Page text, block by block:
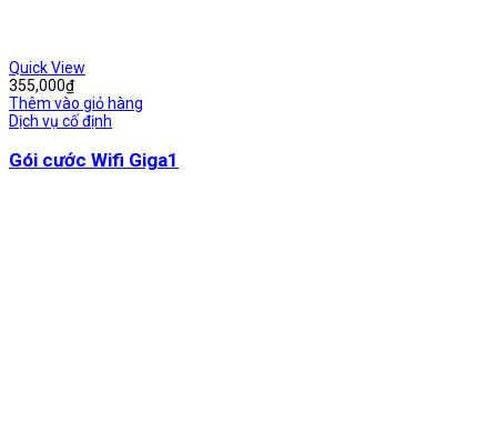
Quick View
355,000₫
Thêm vào giỏ hàng
Dịch vụ cố định
Gói cước Wifi Giga1